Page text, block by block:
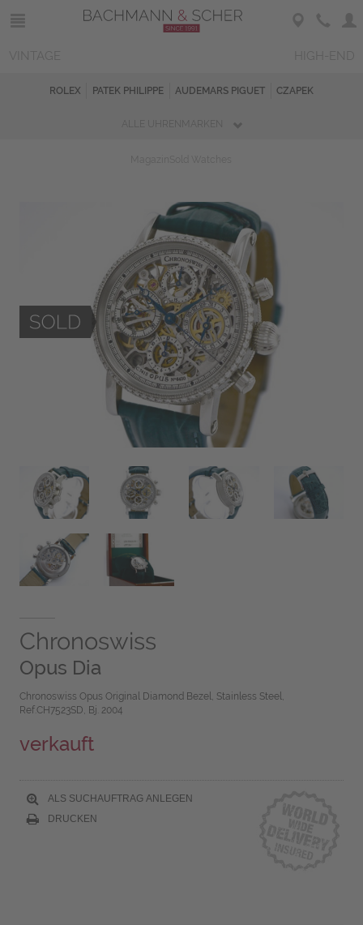
ROLEX PATEK PHILIPPE AUDEMARS PIGUET CZAPEK
Chronoswiss
Opus Dia
Chronoswiss Opus Original Diamond Bezel, Stainless Steel,
Ref.CH7523SD, Bj. 2004
verkauft
ALS SUCHAUFTRAG ANLEGEN
DRUCKEN